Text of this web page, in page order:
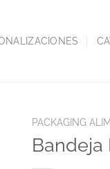
PACKAGING
Bandeja